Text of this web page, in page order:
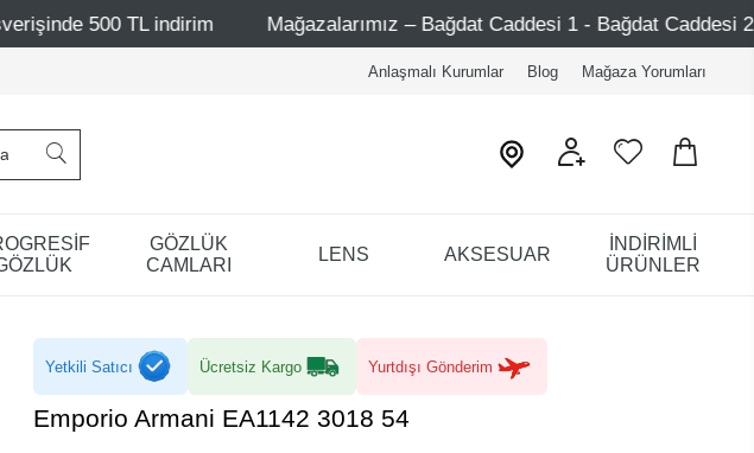
Mağazalarımız – Bağdat Caddesi 1 - Bağdat Caddesi 2 - Nişantaşı – Etiler –
Anlaşmalı Kurumlar Blog Mağaza Yorumları
GÖZLÜK
CAMLARI
LENS AKSESUAR
İNDİRİMLİ
ÜRÜNLER
Yetkili Satıcı Ücretsiz Kargo Yurtdışı Gönderim
Emporio Armani EA1142 3018 54